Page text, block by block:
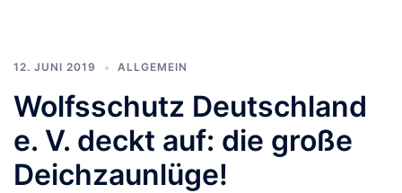
12. JUNI 2019 ALLGEMEIN
Wolfsschutz Deutschland
e. V. deckt auf: die große
Deichzaunlüge!